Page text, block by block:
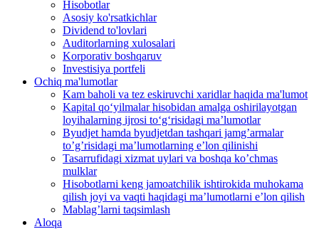
Hisobotlar
Asosiy ko'rsatkichlar
Dividend to'lovlari
Auditorlarning xulosalari
Korporativ boshqaruv
Investisiya portfeli
Ochiq ma'lumotlar
Kam baholi va tez eskiruvchi xaridlar haqida ma'lumot
Kapital qo‘yilmalar hisobidan amalga oshirilayotgan
loyihalarning ijrosi to‘g‘risidagi maʼlumotlar
Byudjet hamda byudjetdan tashqari jamgʼarmalar
toʼgʼrisidagi maʼlumotlarning eʼlon qilinishi
Tasarrufidagi xizmat uylari va boshqa koʼchmas
mulklar
Hisobotlarni keng jamoatchilik ishtirokida muhokama
qilish joyi va vaqti haqidagi maʼlumotlarni eʼlon qilish
Mablag’larni taqsimlash
Aloqa